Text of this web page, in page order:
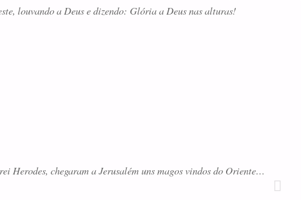
louvando a Deus e dizendo: Glória a Deus nas alturas!
Herodes, chegaram a Jerusalém uns magos vindos do Oriente…